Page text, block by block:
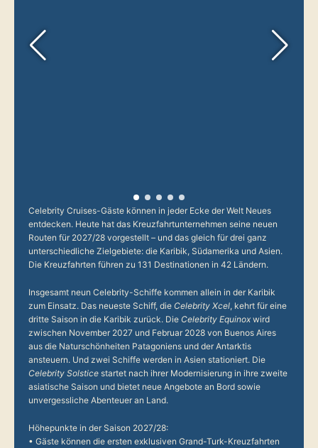
Celebrity Cruises-Gäste können in jeder Ecke der Welt Neues
entdecken. Heute hat das Kreuzfahrtunternehmen seine neuen
Routen für 2027/28 vorgestellt – und das gleich für drei ganz
unterschiedliche Zielgebiete: die Karibik, Südamerika und Asien.
Die Kreuzfahrten führen zu 131 Destinationen in 42 Ländern.
Insgesamt neun Celebrity-Schiffe kommen allein in der Karibik
zum Einsatz. Das neueste Schiff, die Celebrity Xcel, kehrt für eine
dritte Saison in die Karibik zurück. Die Celebrity Equinoxwird
zwischen November 2027 und Februar 2028 von Buenos Aires
aus die Naturschönheiten Patagoniens und der Antarktis
ansteuern. Und zwei Schiffe werden in Asien stationiert. Die
Celebrity Solstice startet nach ihrer Modernisierung in ihre zweite
asiatische Saison und bietet neue Angebote an Bord sowie
unvergessliche Abenteuer an Land.
Höhepunkte in der Saison 2027/28:
• Gäste können die ersten exklusiven Grand-Turk-Kreuzfahrten